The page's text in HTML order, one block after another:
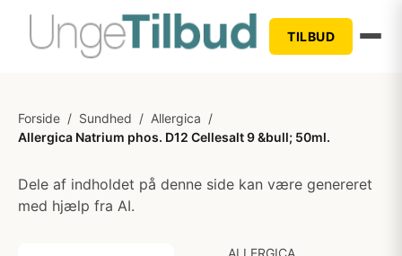
TILBUD
Forside / Sundhed / Allergica /
Allergica Natrium phos. D12 Cellesalt 9 &bull; 50ml.
Dele af indholdet på denne side kan være genereret
med hjælp fra AI.
ALLERGICA